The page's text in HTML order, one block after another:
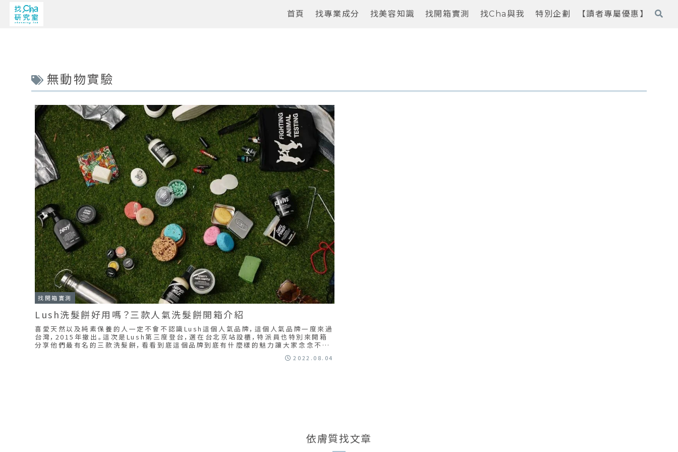
首頁 找專業成分 找美容知識 找開箱實測 找Cha與我 特別企劃 【讀者專屬優惠】
無動物實驗
找開箱實測
Lush洗髮餅好用嗎？三款人氣洗髮餅開箱介紹
喜愛天然以及純素保養的人一定不會不認識Lush這個人氣品牌，這個人氣品牌一度來過
台灣，2015年撤出。這次是Lush第三度登台，選在台北京站設櫃，特派員也特別來開箱
分享他們最有名的三款洗髮餅，看看到底這個品牌到底有什麼樣的魅力讓大家念念不忘
2022.08.04
依膚質找文章